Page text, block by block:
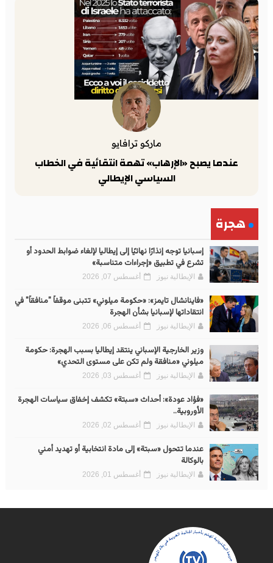
ماركو ترافايو
عندما يصبح «الإرهاب» تهمة انتقائية في الخطاب
السياسي الإيطالي
هجرة
إسبانيا توجه إنذارًا نهائيًا إلى إيطاليا لإلغاء ضوابط الحدود أو
تشرع في تطبيق «إجراءات متناسبة»
الإيطالية نيوز أغسطس 07, 2026
«فاينانشال تايمز»: «حكومة ميلوني» تتبنى موقفاً "منافقاً" في
انتقاداتها لإسبانيا بشأن الهجرة
الإيطالية نيوز أغسطس 06, 2026
وزير الخارجية الإسباني ينتقد إيطاليا بسبب الهجرة: حكومة
ميلوني «منافقة ولم تكن على مستوى التحدي»
الإيطالية نيوز أغسطس 03, 2026
«فؤاد عودة»: أحداث «سبتة» تكشف إخفاق سياسات الهجرة
الأوروبية..
الإيطالية نيوز أغسطس 02, 2026
عندما تتحول «سبتة» إلى مادة انتخابية أو تهديد أمني
بالوكالة
الإيطالية نيوز أغسطس 01, 2026